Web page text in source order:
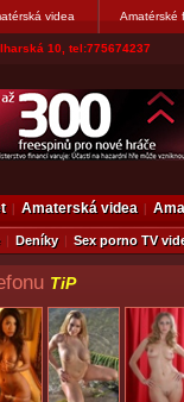
videa Amatérské
o divákovi. Napiste
Amaterská videa
Deníky Sex porno TV
TiP